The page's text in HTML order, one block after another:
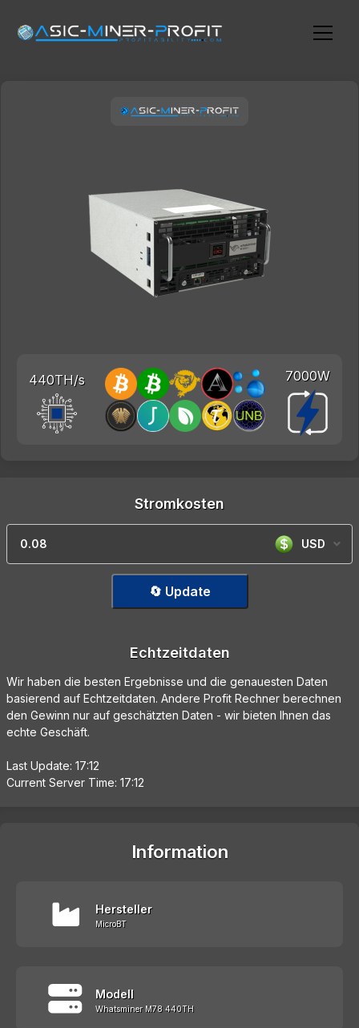
440TH/s 7000W
Stromkosten
USD
🔄 Update
Echtzeitdaten
Wir haben die besten Ergebnisse und die genauesten Daten
basierend auf Echtzeitdaten. Andere Profit Rechner berechnen
den Gewinn nur auf geschätzten Daten - wir bieten Ihnen das
echte Geschäft.
Last Update: 17:12
Current Server Time: 17:12
Information
Hersteller
MicroBT
Modell
Whatsminer M78 440TH